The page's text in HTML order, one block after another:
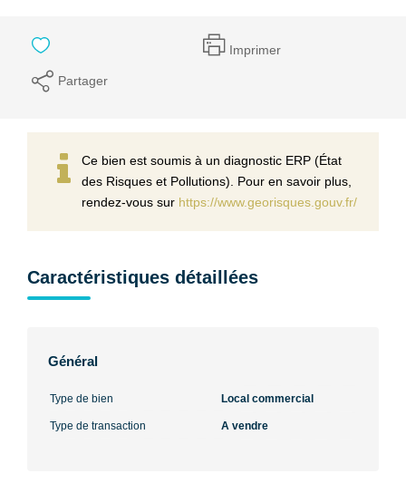
Imprimer
Partager
Ce bien est soumis à un diagnostic ERP (État
des Risques et Pollutions). Pour en savoir plus,
rendez-vous sur https://www.georisques.gouv.fr/
Caractéristiques détaillées
Général
Type de bien Local commercial
Type de transaction A vendre